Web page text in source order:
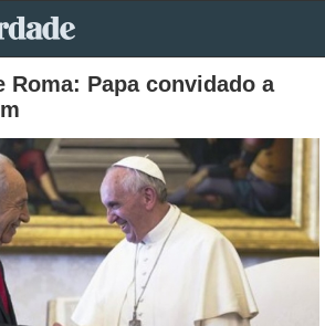
Roma: Papa convidado a